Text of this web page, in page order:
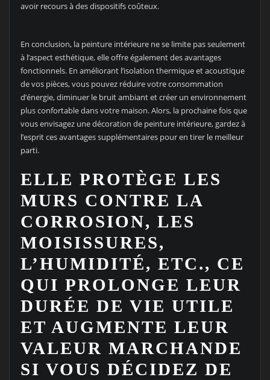
avoir recours à des dispositifs coûteux.
En conclusion, la peinture intérieure ne se limite pas seulement
à l’aspect esthétique, elle offre également des avantages
fonctionnels. En améliorant l’isolation thermique et acoustique
de vos pièces, vous pouvez réduire votre consommation
d’énergie, diminuer le bruit ambiant et créer un environnement
plus confortable dans votre maison. Alors, la prochaine fois que
vous envisagez une décoration de peinture intérieure, gardez à
l’esprit ces avantages supplémentaires pour en tirer le meilleur
parti.
ELLE PROTÈGE LES
MURS CONTRE LA
CORROSION, LES
MOISISSURES,
L’HUMIDITÉ, ETC., CE
QUI PROLONGE LEUR
DURÉE DE VIE UTILE
ET AUGMENTE LEUR
VALEUR MARCHANDE
SI VOUS DÉCIDEZ DE